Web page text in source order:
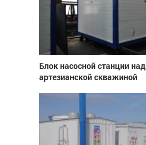
Блок насосной станции над
артезианской скважиной